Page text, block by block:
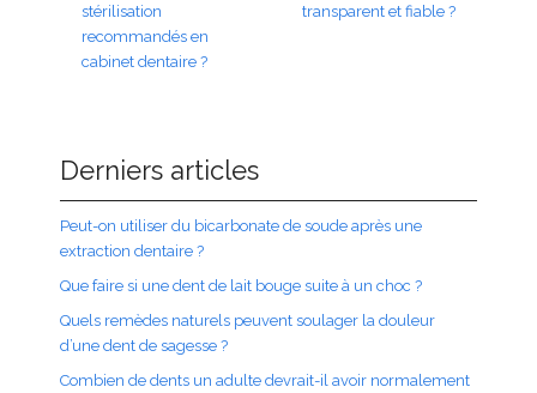
stérilisation
recommandés en
cabinet dentaire ?
transparent et fiable ?
Derniers articles
Peut-on utiliser du bicarbonate de soude après une
extraction dentaire ?
Que faire si une dent de lait bouge suite à un choc ?
Quels remèdes naturels peuvent soulager la douleur
d’une dent de sagesse ?
Combien de dents un adulte devrait-il avoir normalement